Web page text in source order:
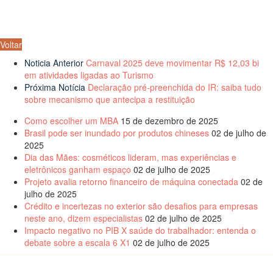
Voltar
Noticia Anterior Carnaval 2025 deve movimentar R$ 12,03 bi
em atividades ligadas ao Turismo
Próxima Notícia Declaração pré-preenchida do IR: saiba tudo
sobre mecanismo que antecipa a restituição
Como escolher um MBA 15 de dezembro de 2025
Brasil pode ser inundado por produtos chineses 02 de julho de
2025
Dia das Mães: cosméticos lideram, mas experiências e
eletrônicos ganham espaço 02 de julho de 2025
Projeto avalia retorno financeiro de máquina conectada 02 de
julho de 2025
Crédito e incertezas no exterior são desafios para empresas
neste ano, dizem especialistas 02 de julho de 2025
Impacto negativo no PIB X saúde do trabalhador: entenda o
debate sobre a escala 6 X1 02 de julho de 2025